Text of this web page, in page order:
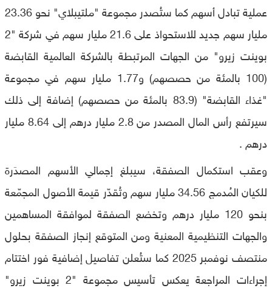
عملية تبادل أسهم كما ستُصدر مجموعة "ملتيبلاي" نحو 23.36
مليار سهم جديد للاستحواذ على 21.6 مليار سهم في شركة "2
بوينت زيرو" من الجهات المرتبطة بالشركة العالمية القابضة
(100 بالمئة من حصصهم) و1.77 مليار سهم في مجموعة
"غذاء القابضة" (83.9 بالمئة من حصصهم) إضافة إلى ذلك
سيرتفع رأس المال المصدر من 2.8 مليار درهم إلى 8.64 مليار
درهم .
وعقب استكمال الصفقة، سيبلغ إجمالي الأسهم المصدَرة
للكيان المُدمج 34.56 مليار سهم وتُقدّر قيمة الأصول المجمّعة
بنحو 120 مليار درهم وتخضع الصفقة لموافقة المساهمين
والجهات التنظيمية المعنية ومن المتوقع إنجاز الصفقة بحلول
منتصف نوفمبر 2025 كما ستُعلن تفاصيل إضافية فور اختتام
إجراءات المراجعة يعكس تأسيس مجموعة "2 بوينت زيرو"